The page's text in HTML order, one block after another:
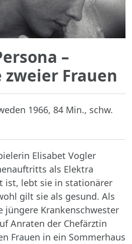
–
zweier Frauen
1966, 84 Min., schw.
Elisabet Vogler
als Elektra
ist, lebt sie in stationärer
gilt sie als gesund. Als
jüngere Krankenschwester
Anraten der Chefärztin
Frauen in ein Sommerhaus